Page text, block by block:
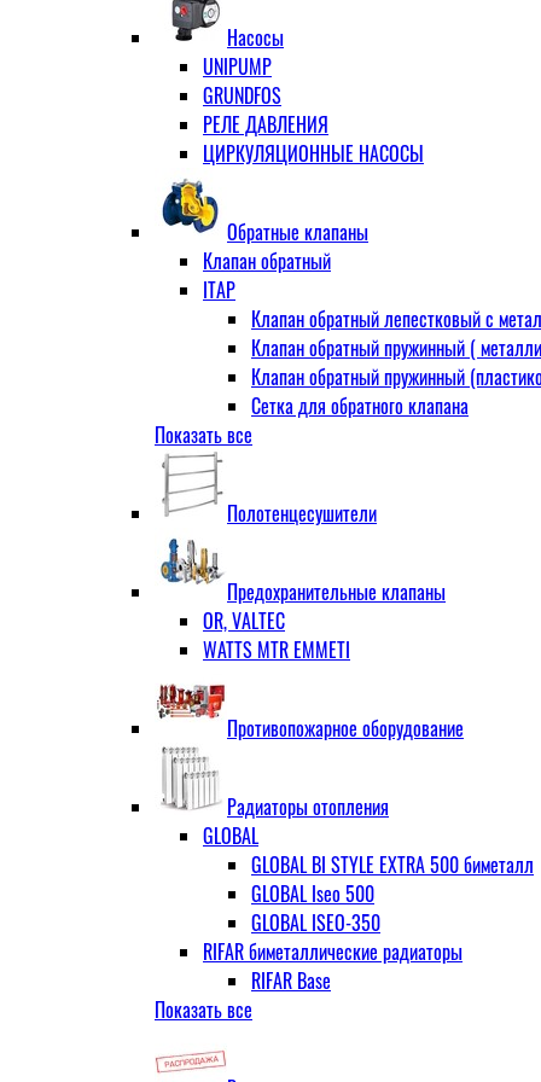
Ниппель прямой
Ниппель-переходник
Переходник ВН
Переходник НВ (футорка)
Сгон
Угловой
Тройник
Тройник переходной
Тройник равный
Угольник
ВВ
ВН
Удлинитель потока для радиатора
Насосы
UNIPUMP
GRUNDFOS
РЕЛЕ ДАВЛЕНИЯ
ЦИРКУЛЯЦИОННЫЕ НАСОСЫ
Обратные клапаны
Клапан обратный
ITAP
Клапан обратный лепестковый с
Клапан обратный пружинный (
Клапан обратный пружинный
Сетка для обратного клапана
VALTEC
АДЛ
RD30 Корпус/диск - чугун РN16 (Тмакс
ЧАЗ (двухдисковые)
Показать все
Полотенцесушители
Предохранительные клапаны
OR, VALTEC
WATTS MTR EMMETI
Противопожарное оборудование
Радиаторы отопления
GLOBAL
GLOBAL BI STYLE EXTRA 500 биметалл
GLOBAL Iseo 500
GLOBAL ISEO-350
RIFAR биметаллические радиаторы
RIFAR Base
Показать все